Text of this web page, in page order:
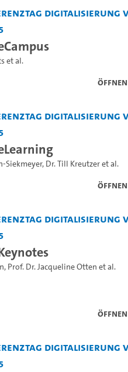
Digitalisierung
et al.
Öffnen
Digitalisierung
Siekmeyer, Dr. Till Kreutzeret al.
Öffnen
Digitalisierung
, Prof. Dr. Jacqueline Otten et al.
Öffnen
Digitalisierung